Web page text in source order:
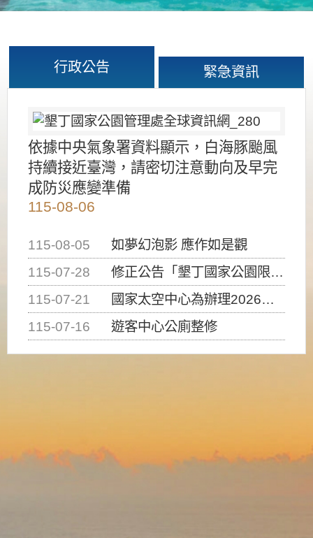
行政公告 緊急資訊
依據中央氣象署資料顯示，白海豚颱風
持續接近臺灣，請密切注意動向及早完
成防災應變準備
115-08-06
115-08-05
如夢幻泡影 應作如是觀
115-07-28
修正公告「墾丁國家公園限制水域遊憩活動之種類、範圍、時間及行為」，自即日生效。
115-07-21
國家太空中心為辦理2026台灣盃火箭競賽，陸、海、空域警戒及協調相關事宜，因颱風備案事宜
115-07-16
遊客中心公廁整修